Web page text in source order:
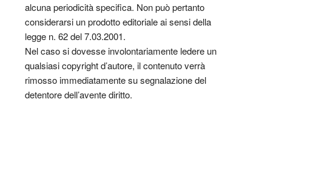
alcuna periodicità specifica. Non può pertanto
considerarsi un prodotto editoriale ai sensi della
legge n. 62 del 7.03.2001.
Nel caso si dovesse involontariamente ledere un
qualsiasi copyright d’autore, il contenuto verrà
rimosso immediatamente su segnalazione del
detentore dell’avente diritto.